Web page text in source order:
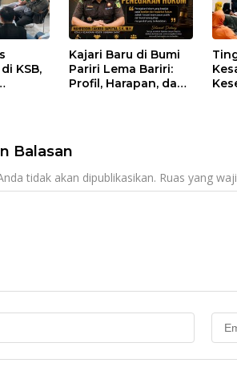
KSB,
Kajari Baru di Bumi
Pariri Lema Bariri:
Profil, Harapan, dan
Balasan
tidak akan dipublikasikan. Ruas yang